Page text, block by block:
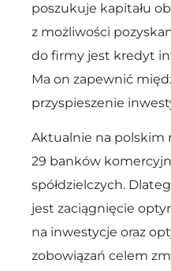
poszukuje kapitału
z możliwości
do firmy jest kredyt
Ma on zapewnić
przyspieszenie
Aktualnie na polskim
29 banków
spółdzielczych.
jest zaciągnięcie
na inwestycje oraz
zobowiązań celem